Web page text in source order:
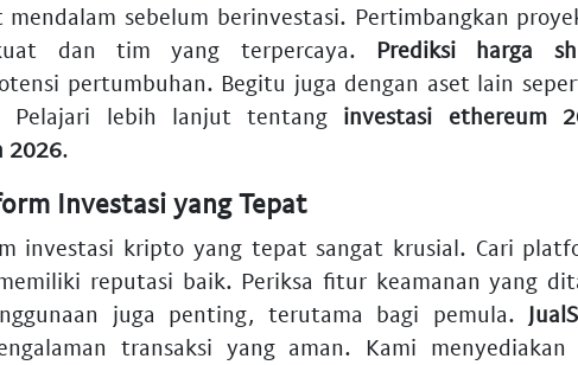
mendalam sebelum berinvestasi. Pertimbangkan
dan tim yang terpercaya. Prediksi harga
pertumbuhan. Begitu juga dengan aset lain
Pelajari lebih lanjut tentang investasi ethereum
2026.
Investasi yang Tepat
investasi kripto yang tepat sangat krusial. Cari
reputasi baik. Periksa fitur keamanan yang
juga penting, terutama bagi pemula.
transaksi yang aman. Kami menyediakan